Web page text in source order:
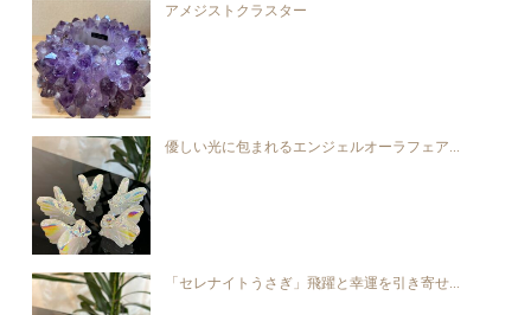
アメジストクラスター
優しい光に包まれるエンジェルオーラフェア...
「セレナイトうさぎ」飛躍と幸運を引き寄せ...